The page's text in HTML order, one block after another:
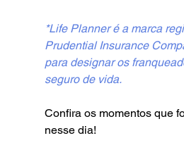
*Life Planner é a marca
Prudential Insurance
para designar os
seguro de vida.
Confira os momentos que
nesse dia!